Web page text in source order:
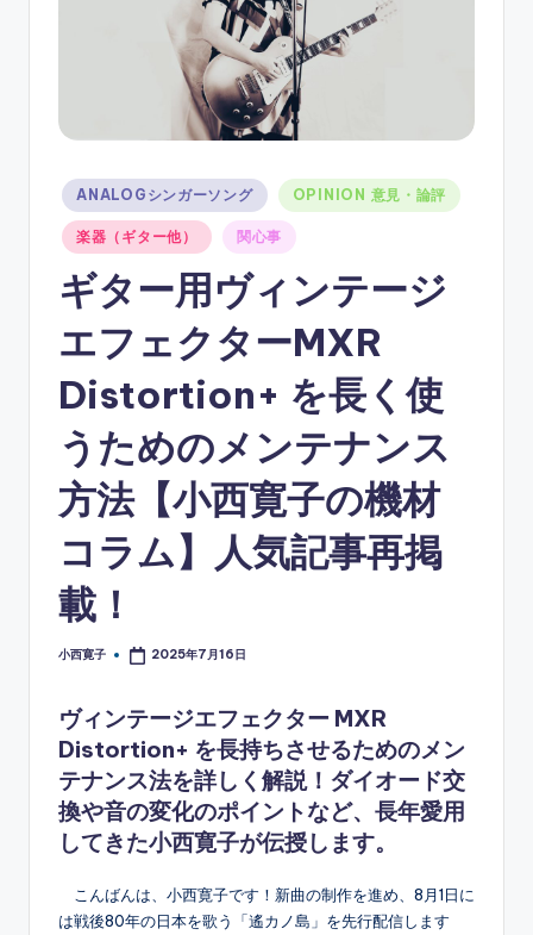
Posted
in
ANALOGシンガーソング OPINION 意見・論評
楽器（ギター他） 関心事
ギター用ヴィンテージ
エフェクターMXR
Distortion+ を長く使
うためのメンテナンス
方法【小西寛子の機材
コラム】人気記事再掲
載！
Posted
小西寛子 2025年7月16日
ヴィンテージエフェクター MXR
Distortion+ を長持ちさせるためのメン
テナンス法を詳しく解説！ダイオード交
換や音の変化のポイントなど、長年愛用
してきた小西寛子が伝授します。
こんばんは、小西寛子です！新曲の制作を進め、8月1日に
は戦後80年の日本を歌う「遙カノ島」を先行配信します